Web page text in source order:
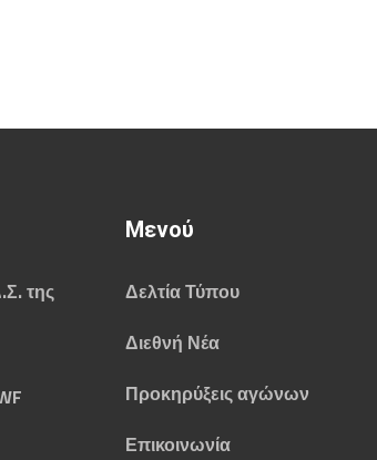
της
Μενού
Δελτία Τύπου
Διεθνή Νέα
Προκηρύξεις αγώνων
Επικοινωνία